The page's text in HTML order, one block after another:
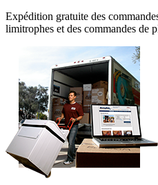
Expédition gratuite des
limitrophes et des commandes de